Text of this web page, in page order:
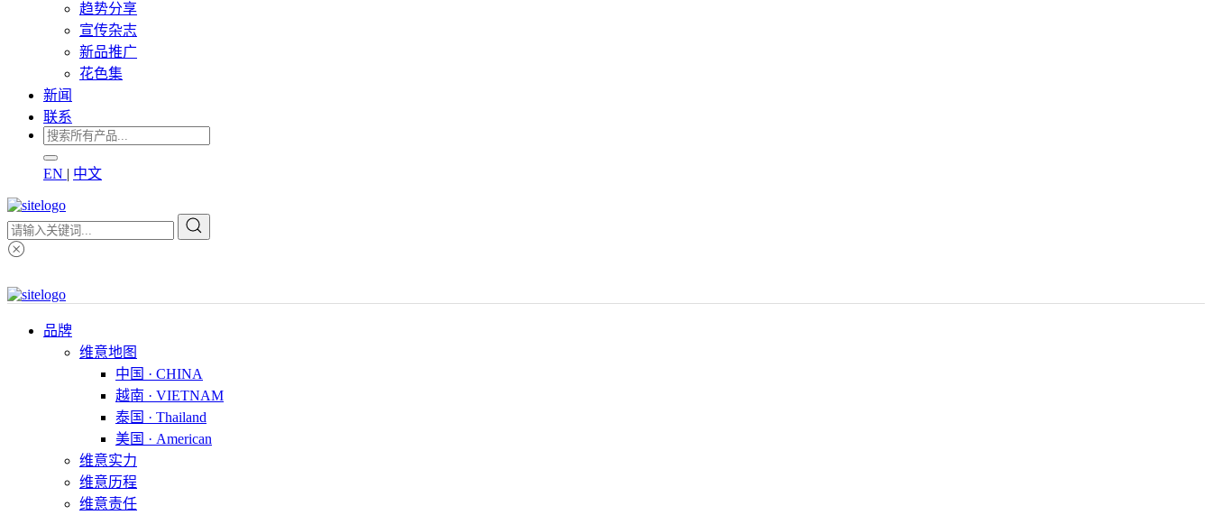
趋势分享
宣传杂志
新品推广
花色集
新闻
联系
EN | 中文
品牌
维意地图
中国 · CHINA
越南 · VIETNAM
泰国 · Thailand
美国 · American
维意实力
维意历程
维意责任